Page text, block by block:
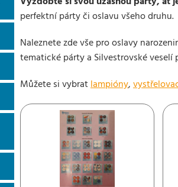
perfektní párty či oslavu všeho druhu.
Naleznete zde vše pro oslavy
tematické párty a Silvestrovské veselí
Můžete si vybrat lampióny,